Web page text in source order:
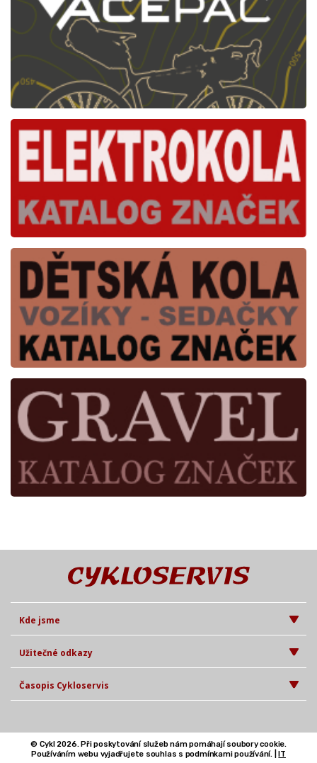
Kde jsme
Užitečné odkazy
Časopis Cykloservis
© Cykl 2026. Při poskytování služeb nám pomáhají soubory cookie.
Používáním webu vyjadřujete souhlas s podmínkami používání. |
IT